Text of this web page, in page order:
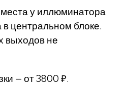
у иллюминатора
центральном блоке.
выходов не
— от 3800 ₽.